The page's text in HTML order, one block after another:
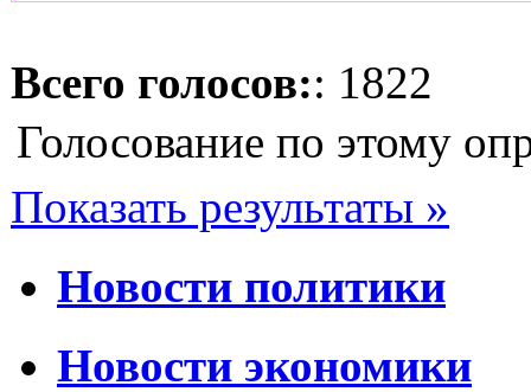
Всего голосов:: 1822
Голосование по этому
Показать результаты »
Новости политики
Новости экономики